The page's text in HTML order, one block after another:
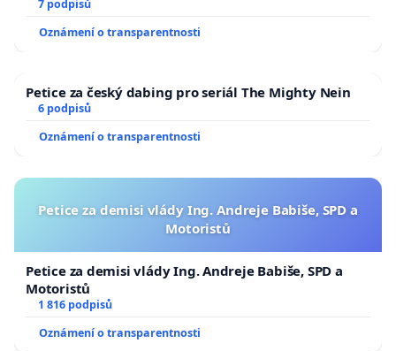
7 podpisů
Oznámení o transparentnosti
Petice za český dabing pro seriál The Mighty Nein
6 podpisů
Oznámení o transparentnosti
Petice za demisi vlády Ing. Andreje Babiše, SPD a
Motoristů
Petice za demisi vlády Ing. Andreje Babiše, SPD a
Motoristů
1 816 podpisů
Oznámení o transparentnosti